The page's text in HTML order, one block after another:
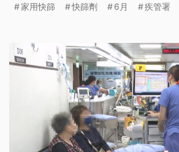
超商鋪貨4萬份家用快篩劑，最快
家用快篩 快篩劑 6月 疾管署